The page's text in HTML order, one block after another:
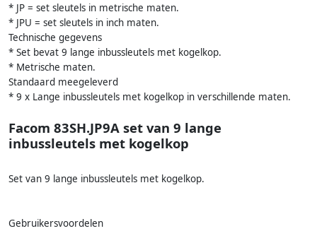
* JP = set sleutels in metrische maten.
* JPU = set sleutels in inch maten.
Technische gegevens
* Set bevat 9 lange inbussleutels met kogelkop.
* Metrische maten.
Standaard meegeleverd
* 9 x Lange inbussleutels met kogelkop in verschillende maten.
Facom 83SH.JP9A set van 9 lange
inbussleutels met kogelkop
Set van 9 lange inbussleutels met kogelkop.
Gebruikersvoordelen